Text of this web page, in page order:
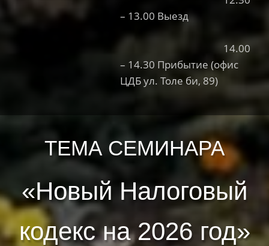
– 13.00 Выезд
14.00
– 14.30 Прибытие (офис
ЦДБ ул. Толе би, 89)
ТЕМА СЕМИНАРА
«Новый Налоговый
кодекс на 2026 год»